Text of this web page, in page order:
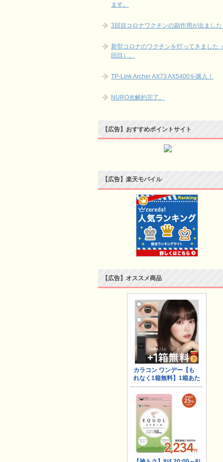
ます。
3回目コロナワクチンの副作用が出まし
新型コロナのワクチンを打ってきました
回目）。
TP-Link Archer AX73 AX5400を購入！
NURO光解約完了。
【広告】おすすめポイントサイト
【広告】楽天モバイル
【広告】オススメ商品